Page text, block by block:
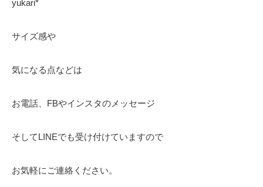
yukari*
サイズ感や
気になる点などは
お電話、FBやインスタのメッセージ
そしてLINEでも受け付けていますので
お気軽にご連絡ください。